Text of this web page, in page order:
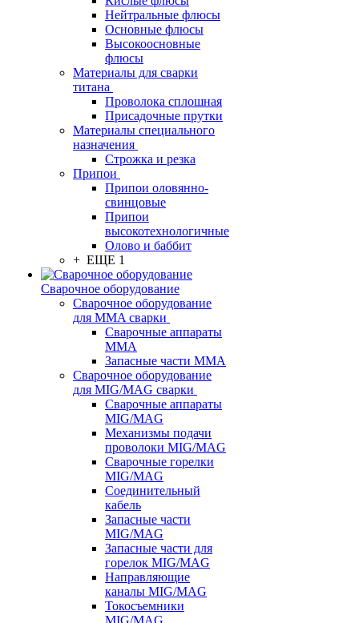
Нейтральные флюсы
Основные флюсы
Высокоосновные
флюсы
Материалы для сварки
титана
Проволока сплошная
Присадочные прутки
Материалы специального
назначения
Строжка и резка
Припои
Припои оловянно-
свинцовые
Припои
высокотехнологичные
Олово и баббит
+ ЕЩЕ 1
Сварочное оборудование
Сварочное оборудование
для MMA сварки
Сварочные аппараты
MMA
Запасные части MMA
Сварочное оборудование
для MIG/MAG сварки
Сварочные аппараты
MIG/MAG
Механизмы подачи
проволоки MIG/MAG
Сварочные горелки
MIG/MAG
Соединительный
кабель
Запасные части
MIG/MAG
Запасные части для
горелок MIG/MAG
Направляющие
каналы MIG/MAG
Токосъемники
MIG/MAG